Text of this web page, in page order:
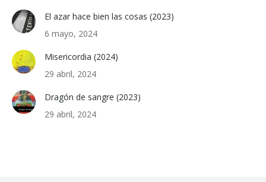
El azar hace bien las cosas (2023)
6 mayo, 2024
Misericordia (2024)
29 abril, 2024
Dragón de sangre (2023)
29 abril, 2024